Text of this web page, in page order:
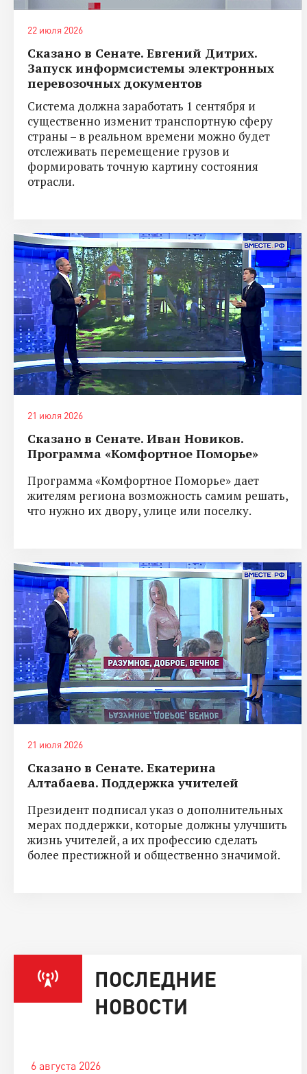
22 июля 2026
Сказано в Сенате. Евгений Дитрих.
Запуск информсистемы электронных
перевозочных документов
Система должна заработать 1 сентября и
существенно изменит транспортную сферу
страны – в реальном времени можно будет
отслеживать перемещение грузов и
формировать точную картину состояния
отрасли.
21 июля 2026
Сказано в Сенате. Иван Новиков.
Программа «Комфортное Поморье»
Программа «Комфортное Поморье» дает
жителям региона возможность самим решать,
что нужно их двору, улице или поселку.
21 июля 2026
Сказано в Сенате. Екатерина
Алтабаева. Поддержка учителей
Президент подписал указ о дополнительных
мерах поддержки, которые должны улучшить
жизнь учителей, а их профессию сделать
более престижной и общественно значимой.
ПОСЛЕДНИЕ
НОВОСТИ
6 августа 2026